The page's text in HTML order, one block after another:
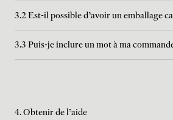
3.2 Est-il possible d'avoir un emballage
3.3 Puis-je inclure un mot à ma
4. Obtenir de l'aide